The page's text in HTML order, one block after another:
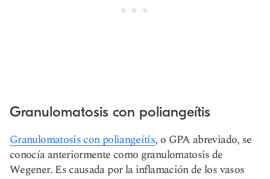
Granulomatosis con poliangeítis
Granulomatosis con poliangeítis, o GPA abreviado, se
conocía anteriormente como granulomatosis de
Wegener. Es causada por la inflamación de los vasos